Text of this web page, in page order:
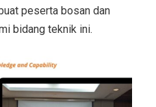
peserta bosan dan
bidang teknik ini.